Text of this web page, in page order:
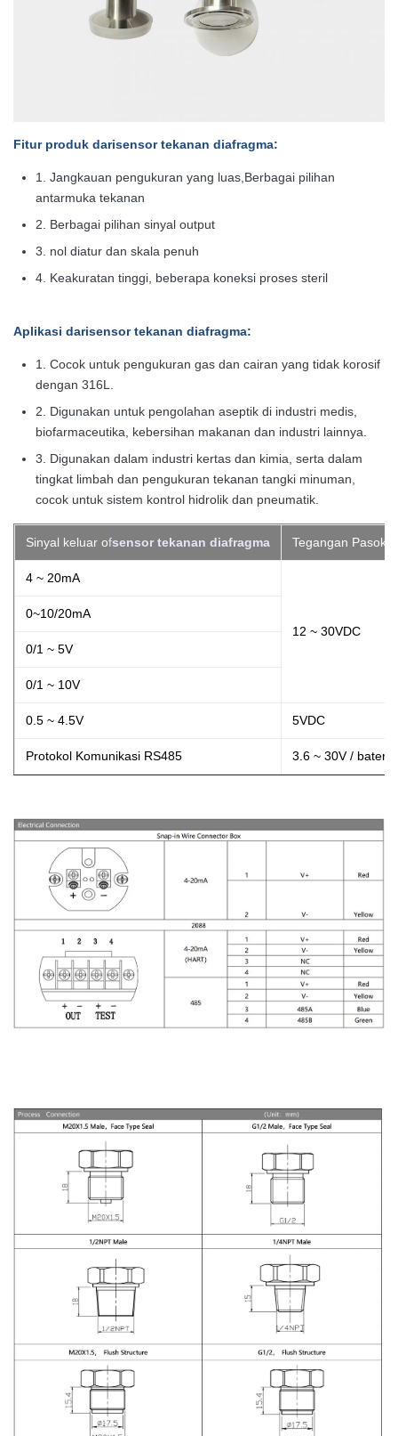
Fitur produk darisensor tekanan diafragma:
1. Jangkauan pengukuran yang luas,Berbagai pilihan
antarmuka tekanan
2. Berbagai pilihan sinyal output
3. nol diatur dan skala penuh
4. Keakuratan tinggi, beberapa koneksi proses steril
Aplikasi darisensor tekanan diafragma:
1. Cocok untuk pengukuran gas dan cairan yang tidak korosif
dengan 316L.
2. Digunakan untuk pengolahan aseptik di industri medis,
biofarmaceutika, kebersihan makanan dan industri lainnya.
3. Digunakan dalam industri kertas dan kimia, serta dalam
tingkat limbah dan pengukuran tekanan tangki minuman,
cocok untuk sistem kontrol hidrolik dan pneumatik.
Sinyal keluar ofsensor tekanan diafragma Tegangan
4 ~ 20mA
12 ~ 30VDC
0~10/20mA
0/1 ~ 5V
0/1 ~ 10V
0.5 ~ 4.5V 5VDC
Protokol Komunikasi RS485 3.6 ~ 30V / baterai